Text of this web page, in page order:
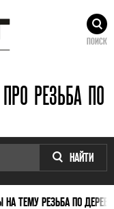
ПОИСК
РЕЗЬБА ПО
НАЙТИ
ТЕМУ РЕЗЬБА ПО ДЕРЕВУ